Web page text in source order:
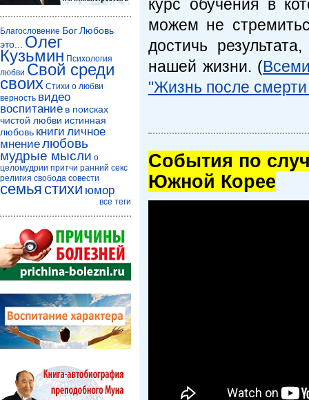
курс обучения в
можем не
достичь
нашей жизни. (
"Жизнь после
Cобытия по
Южной Корее
Благословение БогЛюбовь
это...
Олег
Кузьмин Психология
любви Свой среди
своих Стихи о любви
верность видео
воспитание в поисках
чистой любви истинная
любовь книги личное
мнениелюбовь
мудрые мысли о
целомудрии притчи ранний секс
религия свобода совести
семья стихи юмор
все теги